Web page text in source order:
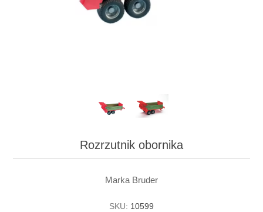
Rozrzutnik obornika
Marka Bruder
SKU: 10599